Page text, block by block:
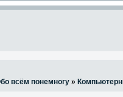
всём понемногу »